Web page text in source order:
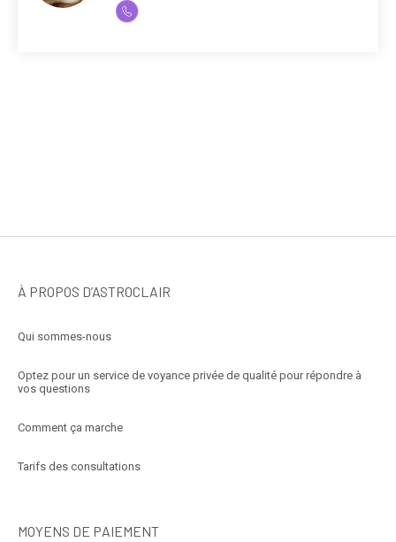
À PROPOS D’ASTROCLAIR
Qui sommes-nous
Optez pour un service de voyance privée de qualité pour répondre à
vos questions
Comment ça marche
Tarifs des consultations
MOYENS DE PAIEMENT